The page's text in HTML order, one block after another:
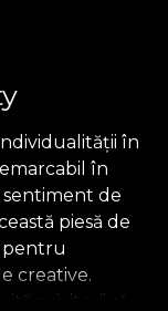
în
în
sentiment de
piesă de
pentru
creative.
privitorii să